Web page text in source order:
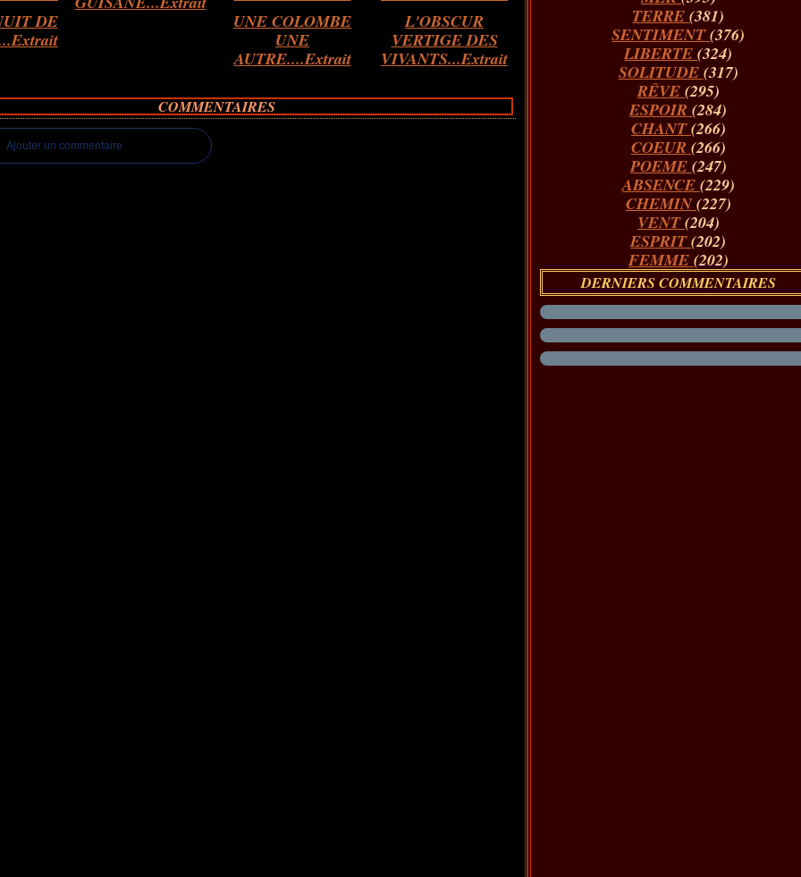
DE
UNE COLOMBE
UNE
AUTRE....Extrait
L'OBSCUR
VERTIGE DES
VIVANTS...Extrait
COMMENTAIRES
Ajouter un commentaire
TERRE(381)
SENTIMENT(376)
LIBERTE(324)
SOLITUDE (317)
RÊVE (295)
ESPOIR(284)
CHANT(266)
COEUR (266)
POEME (247)
ABSENCE (229)
CHEMIN(227)
VENT(204)
ESPRIT(202)
FEMME (202)
DERNIERS COMMENTAIRES